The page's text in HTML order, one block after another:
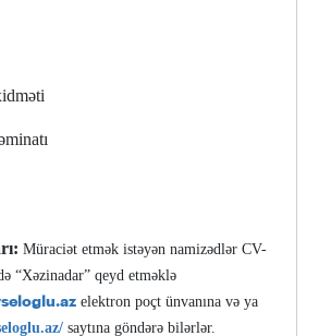
Müraciət etmək istəyən namizədlər CV-
“Xəzinadar” qeyd etməklə
elektron poçt ünvanına və ya
saytına göndərə bilərlər.